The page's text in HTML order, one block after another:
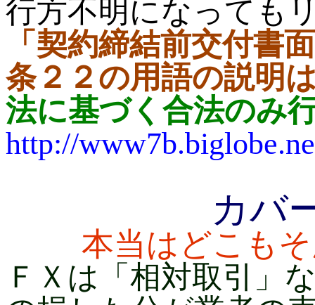
行方不明になっても
「契約締結前交付書
条２２の用語の説明
法に基づく合法のみ
http://
カバ
本当はどこも
ＦＸは「相対取引」